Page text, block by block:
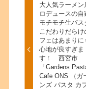
大人気ラーメン
ロデュースの自
モチモチ生パス
こだわりだらけ
フェはあまりに
心地が良すぎま
す！ 西宮市
「Gardens
Cafe ONS （ガ
ンズ パスタ カ